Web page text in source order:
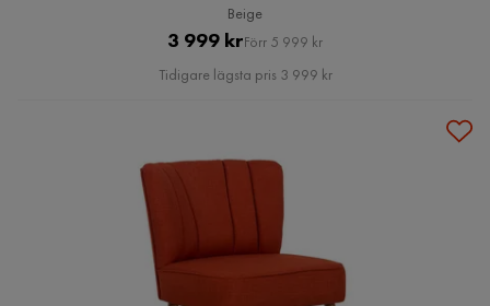
Beige
Pris
3 999 krOriginal
Pris
Förr 5 999 kr
Tidigare lägsta pris 3 999 kr